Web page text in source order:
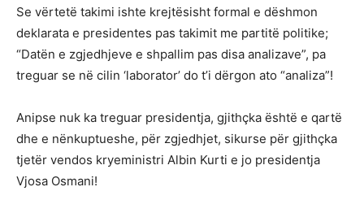
Se vërtetë takimi ishte krejtësisht formal e dëshmon
deklarata e presidentes pas takimit me partitë politike;
“Datën e zgjedhjeve e shpallim pas disa analizave”, pa
treguar se në cilin ‘laborator’ do t’i dërgon ato “analiza”!
Anipse nuk ka treguar presidentja, gjithçka është e qartë
dhe e nënkuptueshe, për zgjedhjet, sikurse për gjithçka
tjetër vendos kryeministri Albin Kurti e jo presidentja
Vjosa Osmani!